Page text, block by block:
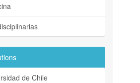
de Chile